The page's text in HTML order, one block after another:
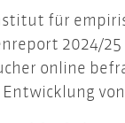
für
2024/25
online